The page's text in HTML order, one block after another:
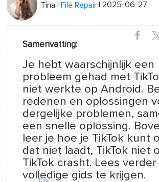
Tina |File Repair | 2025-06-27
Samenvatting:
Je hebt waarschijnlijk een
probleem gehad met
niet werkte op Android.
redenen en oplossingen
dergelijke problemen,
een snelle oplossing.
leer je hoe je TikTok kunt
dat niet laadt, TikTok niet
TikTok crasht. Lees
volledige gids te krijgen.